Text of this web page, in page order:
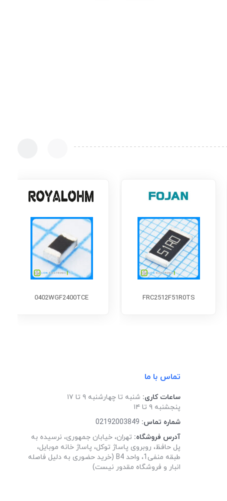
FRC2512F51R0TS
0402WGF2400TCE
تماس با ما
ساعات کاری: شنبه تا چهارشنبه ۹ تا ۱۷
پنجشنبه ۹ تا ۱۴
شماره تماس: 02192003849
آدرس فروشگاه: تهران، خیابان جمهوری، نرسیده به
پل حافظ، روبروی پاساژ توکل، پاساژ خانه موبایل،
طبقه منفی1، واحد B4 (خرید حضوری به دلیل فاصله
انبار و فروشگاه مقدور نیست)